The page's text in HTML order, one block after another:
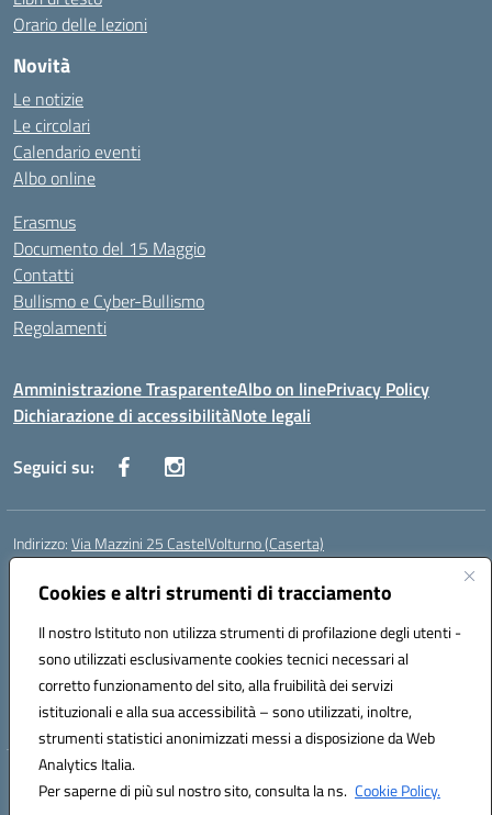
Cookies e altri strumenti di tracciamento
Il nostro Istituto non utilizza strumenti di profilazione degli utenti -
sono utilizzati esclusivamente cookies tecnici necessari al
corretto funzionamento del sito, alla fruibilità dei servizi
istituzionali e alla sua accessibilità – sono utilizzati, inoltre,
strumenti statistici anonimizzati messi a disposizione da Web
Analytics Italia.
Per saperne di più sul nostro sito, consulta la ns. Cookie Policy.
Orario delle lezioni
Novità
Le notizie
Le circolari
Calendario eventi
Albo online
Erasmus
Documento del 15 Maggio
Contatti
Bullismo e Cyber-Bullismo
Regolamenti
Amministrazione TrasparenteAlbo on linePrivacy Policy
Dichiarazione di accessibilitàNote legali
Seguici su:
Indirizzo:Via Mazzini 25 CastelVolturno (Caserta)
Centralino:
Posta elettronica certificata (PEC):ceis014005@pec.istruzione.it
Codice fiscale: 93063510619
Codice meccanografico:CEIS014005
Codice Indice delle Pubbliche Amministrazioni (IPA): istsc_ceis014005
Codice unico di fatturazione (CUF): UOU8EW
Hosting & Powered by 3D Solution S.r.l.
Concept & Design by Designers Italia